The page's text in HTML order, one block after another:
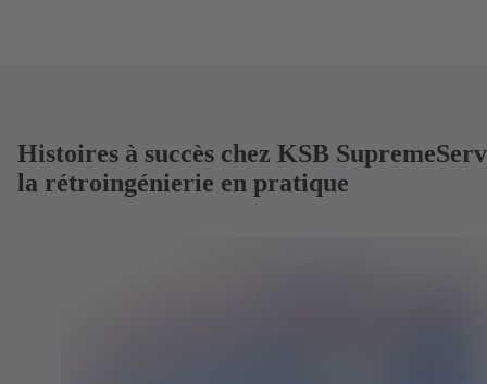
Histoires à succès chez KSB
la rétroingénierie en pratique